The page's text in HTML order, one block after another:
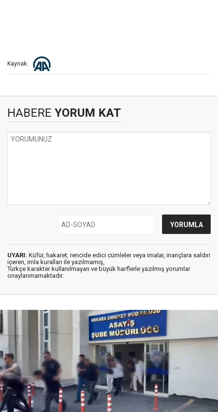
Kaynak:
HABERE YORUM KAT
UYARI: Küfür, hakaret, rencide edici cümleler veya imalar, inançlara saldırı
içeren, imla kuralları ile yazılmamış,
Türkçe karakter kullanılmayan ve büyük harflerle yazılmış yorumlar
onaylanmamaktadır.